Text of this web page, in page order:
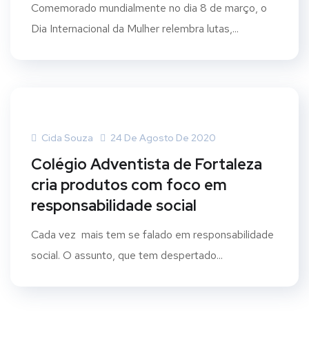
Comemorado mundialmente no dia 8 de março, o
Dia Internacional da Mulher relembra lutas,...
Cida Souza 24 De Agosto De 2020
Colégio Adventista de Fortaleza
cria produtos com foco em
responsabilidade social
Cada vez mais tem se falado em responsabilidade
social. O assunto, que tem despertado...